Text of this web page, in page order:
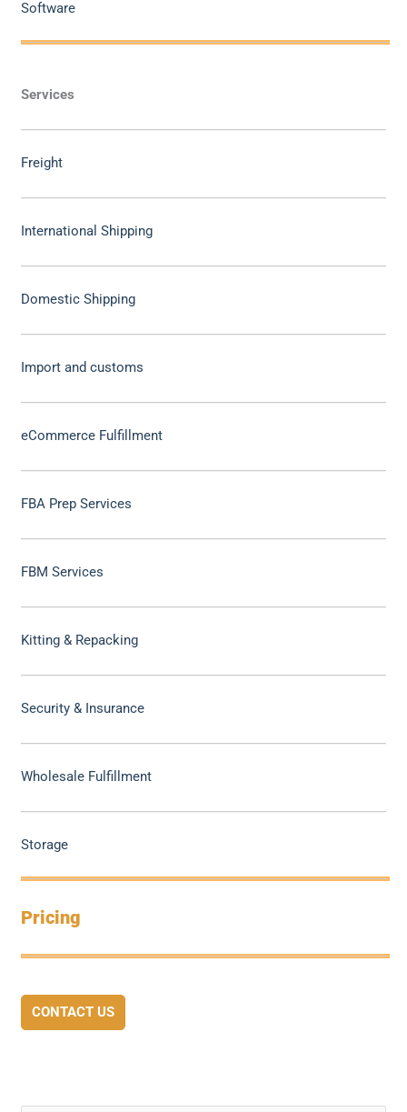
Software
Services
Freight
International Shipping
Domestic Shipping
Import and customs
eCommerce Fulfillment
FBA Prep Services
FBM Services
Kitting & Repacking
Security & Insurance
Wholesale Fulfillment
Storage
Pricing
CONTACT US